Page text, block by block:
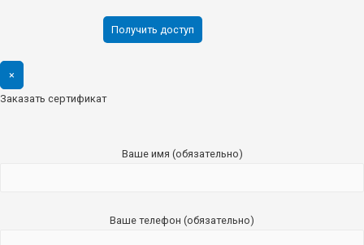
×
Заказать сертификат
Ваше имя (обязательно)
Ваше телефон (обязательно)